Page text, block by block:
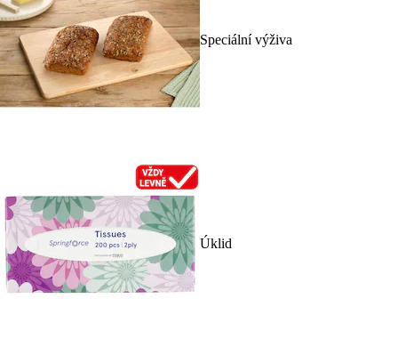
Speciální výživa
Úklid